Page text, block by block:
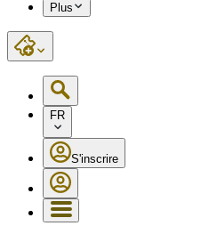
Plus
FR
S'inscrire